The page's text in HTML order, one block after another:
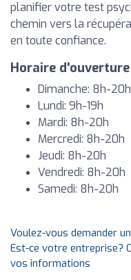
planifier votre test
chemin vers la
en toute confiance.
Horaire d'ouverture
Dimanche: 8h-20h
Lundi: 9h-19h
Mardi: 8h-20h
Mercredi: 8h-20h
Jeudi: 8h-20h
Vendredi: 8h-20h
Samedi: 8h-20h
Voulez-vous demander
Est-ce votre entreprise?
vos informations